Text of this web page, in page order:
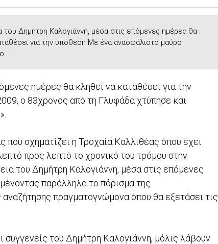
του Δημήτρη Καλογιάννη, μέσα στις επόμενες ημέρες θα
για την υπόθεση Με ένα ανασφάλιστο μαύρο
ημέρες θα κληθεί να καταθέσει για την
ο 83χρονος από τη Γλυφάδα χτύπησε και
σχηματίζει η Τροχαία Καλλιθέας όπου έχει
προς λεπτό το χρονικό του τρόμου στην
του Δημήτρη Καλογιάννη, μέσα στις επόμενες
παράλληλα το πόρισμα της
αναζήτησης πραγματογνώμονα όπου θα εξετάσει τις
του Δημήτρη Καλογιάννη, μόλις λάβουν